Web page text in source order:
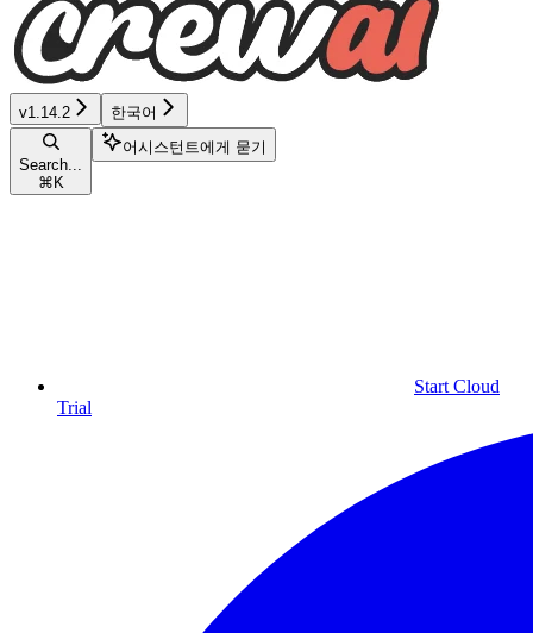
v1.14.2 한국어
Search...
⌘ K
어시스턴트에게 묻기
Start Cloud
Trial